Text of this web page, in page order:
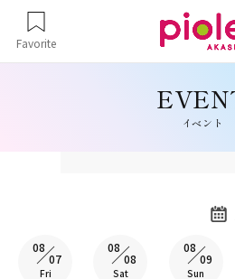
Favorite
イベント
08
07
Fri
08
08
Sat
08
09
Sun